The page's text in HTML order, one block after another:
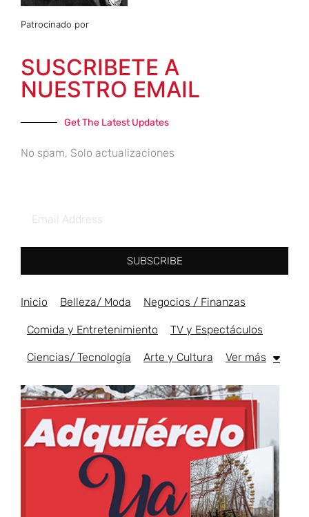
Patrocinado por
SUSCRIBETE A
NUESTRO EMAIL
Get The Latest Updates
No spam, Solo actualizaciones
SUBSCRIBE
Inicio Belleza/ Moda Negocios / Finanzas
Comida y Entretenimiento TV y Espectáculos
Ciencias/ Tecnología Arte y Cultura Ver más